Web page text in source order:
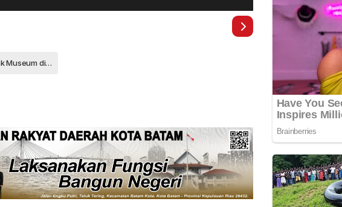
Semarak Museum di hatiku